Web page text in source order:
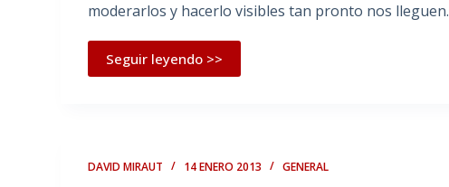
moderarlos y hacerlo visibles tan pronto nos lleguen.
Seguir leyendo >>
DAVID MIRAUT 14 ENERO 2013 GENERAL